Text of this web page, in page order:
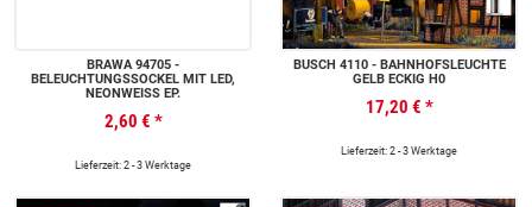
BRAWA 94705 -
BELEUCHTUNGSSOCKEL MIT LED,
NEONWEISS EP.
2,60 € *
Lieferzeit: 2 - 3 Werktage
BUSCH 4110 - BAHNHOFSLEUCHTE
GELB ECKIG H0
17,20 € *
Lieferzeit: 2 - 3 Werktage